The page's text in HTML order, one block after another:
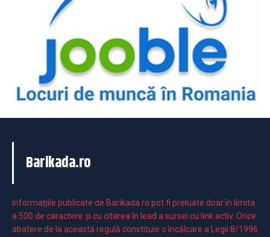
Barikada.ro
Informaţiile publicate de Barikada.ro pot fi preluate doar în limita
a 500 de caractere şi cu citarea în lead a sursei cu link activ. Orice
abatere de la această regulă constituie o încălcare a Legii 8/1996